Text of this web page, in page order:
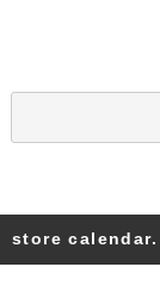
store calendar.